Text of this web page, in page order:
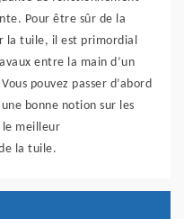
Pour être sûr de la
la tuile, il est primordial
entre la main d’un
pouvez passer d’abord
bonne notion sur les
le meilleur
la tuile.